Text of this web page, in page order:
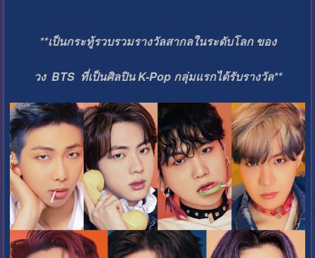
**เป็นกระทู้รวบรวมรางวัลสากลในระดับโลก ของ
วง BTS ที่เป็นศิลปิน K-Pop กลุ่มแรกได้รับรางวัล**